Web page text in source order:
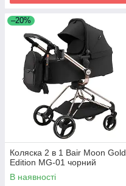
–20%
Коляска 2 в 1 Bair Moon Gold
Edition MG-01 чорний
В наявності